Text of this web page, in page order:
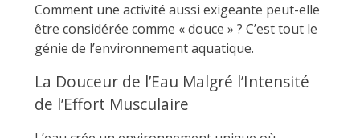
Comment une activité aussi exigeante peut-elle
être considérée comme « douce » ? C’est tout le
génie de l’environnement aquatique.
La Douceur de l’Eau Malgré l’Intensité
de l’Effort Musculaire